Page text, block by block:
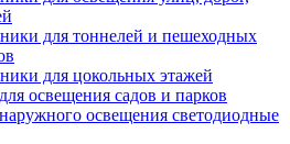
для тоннелей и пешеходных
для цокольных этажей
освещения садов и парков
освещения светодиодные